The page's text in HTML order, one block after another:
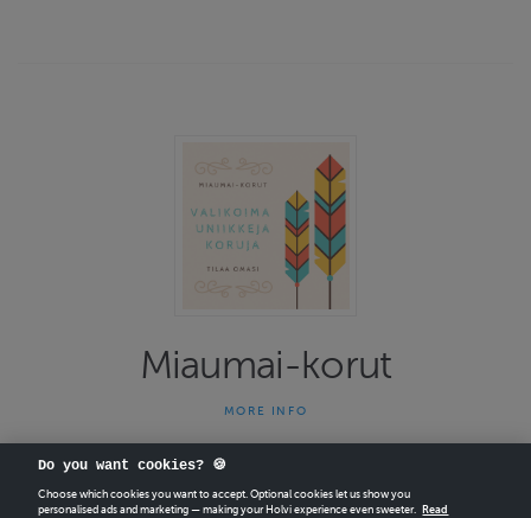
Miaumai-korut
koruja jo 13 vuotta. Kauniit ja persoonalliset korut herättävät
ihastusta kantajallaan. Osta itsellesi korut joita et vastaantulijoilla
näe. Kultainen sulka-korumallistolla on Avainlippu-merkki. Kaikki
MORE INFO
Do you want cookies? 🍪
Choose which cookies you want to accept. Optional cookies let us show you
personalised ads and marketing — making your Holvi experience even sweeter.
Read